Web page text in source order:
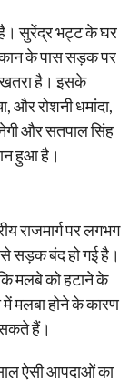
है। सुरेंद्र भट्ट के घर
के पास सड़क पर
है। इसके
और रोशनी धमांदा,
और सतपाल सिंह
हुआ है।
राजमार्ग पर लगभग
सड़क बंद हो गई है।
मलबे को हटाने के
में मलबा होने के कारण
हैं।
ऐसी आपदाओं का